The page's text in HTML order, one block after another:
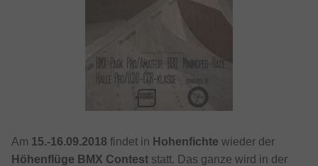
Am 15.-16.09.2018 findet in Hohenfichte wieder der
Höhenflüge BMX Contest statt. Das ganze wird in der